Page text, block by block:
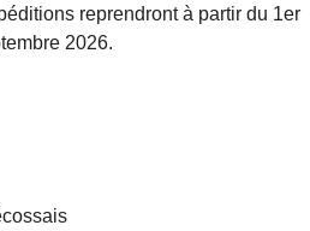
reprendront à partir du 1er
2026.